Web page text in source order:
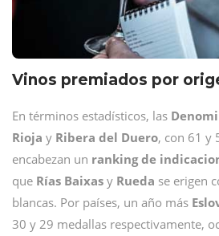
Vinos premiados por
En términos estadísticos, las
Rioja y Ribera del Duero, con 61 y
encabezan un ranking de
que Rías Baixas y Rueda se erigen
blancas. Por países, un año más
30 y 29 medallas respectivamente,